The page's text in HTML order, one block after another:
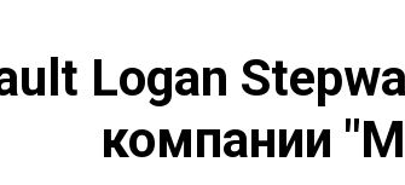
Logan
компании